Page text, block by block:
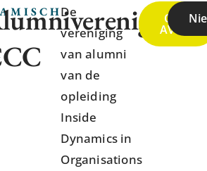
De
vereniging
van alumni
van de
opleiding
Inside
Dynamics in
Organisations
Over
AVCCC